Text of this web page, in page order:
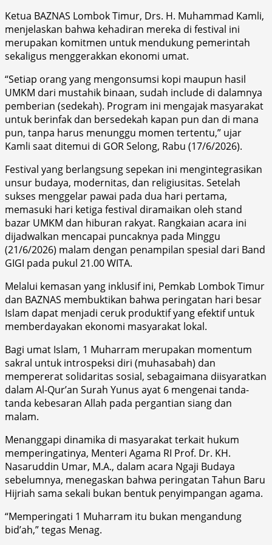
​Ketua BAZNAS Lombok Timur, Drs. H. Muhammad Kamli,
menjelaskan bahwa kehadiran mereka di festival ini
merupakan komitmen untuk mendukung pemerintah
sekaligus menggerakkan ekonomi umat.
​“Setiap orang yang mengonsumsi kopi maupun hasil
UMKM dari mustahik binaan, sudah include di dalamnya
pemberian (sedekah). Program ini mengajak masyarakat
untuk berinfak dan bersedekah kapan pun dan di mana
pun, tanpa harus menunggu momen tertentu,” ujar
Kamli saat ditemui di GOR Selong, Rabu (17/6/2026).
​Festival yang berlangsung sepekan ini mengintegrasikan
unsur budaya, modernitas, dan religiusitas. Setelah
sukses menggelar pawai pada dua hari pertama,
memasuki hari ketiga festival diramaikan oleh stand
bazar UMKM dan hiburan rakyat. Rangkaian acara ini
dijadwalkan mencapai puncaknya pada Minggu
(21/6/2026) malam dengan penampilan spesial dari Band
GIGI pada pukul 21.00 WITA.
​Melalui kemasan yang inklusif ini, Pemkab Lombok Timur
dan BAZNAS membuktikan bahwa peringatan hari besar
Islam dapat menjadi ceruk produktif yang efektif untuk
memberdayakan ekonomi masyarakat lokal.
​Bagi umat Islam, 1 Muharram merupakan momentum
sakral untuk introspeksi diri (muhasabah) dan
mempererat solidaritas sosial, sebagaimana diisyaratkan
dalam Al-Qur’an Surah Yunus ayat 6 mengenai tanda-
tanda kebesaran Allah pada pergantian siang dan
malam.
​Menanggapi dinamika di masyarakat terkait hukum
memperingatinya, Menteri Agama RI Prof. Dr. KH.
Nasaruddin Umar, M.A., dalam acara Ngaji Budaya
sebelumnya, menegaskan bahwa peringatan Tahun Baru
Hijriah sama sekali bukan bentuk penyimpangan agama.
​“Memperingati 1 Muharram itu bukan mengandung
bid’ah,” tegas Menag.